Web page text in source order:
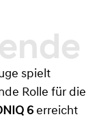
spielt
Rolle für die
6 erreicht